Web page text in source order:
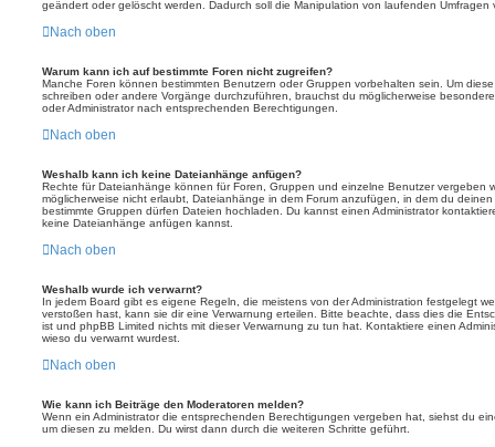
geändert oder gelöscht werden. Dadurch soll die Manipulation von laufenden Umfragen
Nach oben
Warum kann ich auf bestimmte Foren nicht zugreifen?
Manche Foren können bestimmten Benutzern oder Gruppen vorbehalten sein. Um
schreiben oder andere Vorgänge durchzuführen, brauchst du möglicherweise
oder Administrator nach entsprechenden Berechtigungen.
Nach oben
Weshalb kann ich keine Dateianhänge anfügen?
Rechte für Dateianhänge können für Foren, Gruppen und einzelne Benutzer vergeben
möglicherweise nicht erlaubt, Dateianhänge in dem Forum anzufügen, in dem du
bestimmte Gruppen dürfen Dateien hochladen. Du kannst einen Administrator
keine Dateianhänge anfügen kannst.
Nach oben
Weshalb wurde ich verwarnt?
In jedem Board gibt es eigene Regeln, die meistens von der Administration festgelegt
verstoßen hast, kann sie dir eine Verwarnung erteilen. Bitte beachte, dass dies die
ist und phpBB Limited nichts mit dieser Verwarnung zu tun hat. Kontaktiere einen
wieso du verwarnt wurdest.
Nach oben
Wie kann ich Beiträge den Moderatoren melden?
Wenn ein Administrator die entsprechenden Berechtigungen vergeben hat, siehst du
um diesen zu melden. Du wirst dann durch die weiteren Schritte geführt.